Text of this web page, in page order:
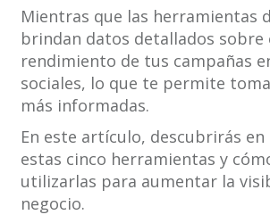
Mientras que las herramientas
brindan datos detallados sobre
rendimiento de tus campañas
sociales, lo que te permite
más informadas.
En este artículo, descubrirás
estas cinco herramientas y
utilizarlas para aumentar la
negocio.